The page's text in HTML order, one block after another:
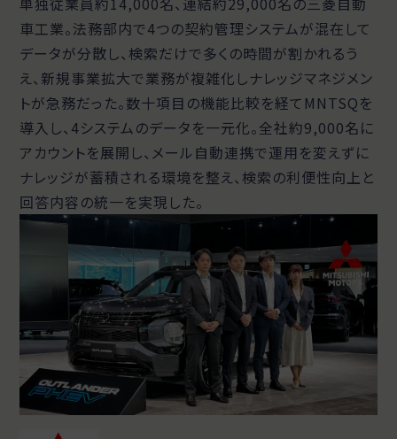
車工業。法務部内で4つの契約管理システムが混在して
データが分散し、検索だけで多くの時間が割かれるう
え、新規事業拡大で業務が複雑化しナレッジマネジメン
トが急務だった。数十項目の機能比較を経てMNTSQを
導入し、4システムのデータを一元化。全社約9,000名に
アカウントを展開し、メール自動連携で運用を変えずに
ナレッジが蓄積される環境を整え、検索の利便性向上と
回答内容の統一を実現した。